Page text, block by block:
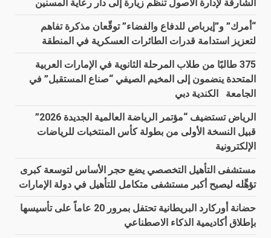
الشارقة لإدارة الأصول تنظم زيارة إلى دار رعاية المسنين
“أمرك” و”إيرباص للدفاع والفضاء” توقّعان مذكرة تفاهم
لتعزيز استدامة قدرات الطائرات العسكرية في المنطقة
375 طالبًا من طلاب المرحلة الثانوية في الإمارات العربية
المتحدة ينضمون إلى المخيم الصيفي “صناع المستقبل” في
الجامعة الكندية دبي
الرياض تستضيف “مؤتمر الرياضة العالمية الجديدة 2026”
قبيل النسخة الأولى من بطولة كأس المنتخبات للرياضات
الإلكترونية
مستشفى التأهيل التخصصي يضع حجر الأساس لتوسعة كبرى
تؤهِّله ليصبح أكبر مستشفى متكامل للتأهيل في دولة الإمارات
حضانة أوركارد البريطانية تحتفل بمرور 20 عاماً على تأسيسها
بإطلاق أكاديمية الذكاء الاصطناعي